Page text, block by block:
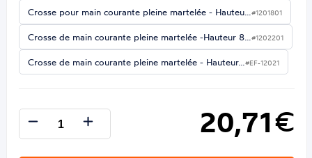
Crosse pour main courante pleine martelée - Hauteu…#1201801
Crosse de main courante pleine martelée -Hauteur 8…#1202201
Crosse de main courante pleine martelée - Hauteur…#EF-12021
20,71€